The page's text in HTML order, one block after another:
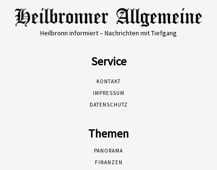
Heilbronn informiert – Nachrichten mit Tiefgang
Service
KONTAKT
IMPRESSUM
DATENSCHUTZ
Themen
PANORAMA
FINANZEN